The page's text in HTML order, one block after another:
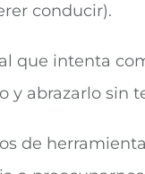
conducir).
que intenta
y abrazarlo sin
de